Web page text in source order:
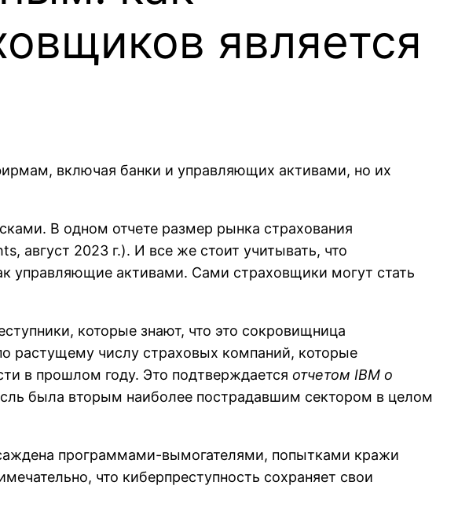
является
включая банки и управляющих активами, но их
В одном отчете размер рынка страхования
август 2023 г.). И все же стоит учитывать, что
управляющие активами. Сами страховщики могут стать
которые знают, что это сокровищница
растущему числу страховых компаний, которые
в прошлом году. Это подтверждается отчетом IBM о
была вторым наиболее пострадавшим сектором в целом
программами-вымогателями, попытками кражи
что киберпреступность сохраняет свои